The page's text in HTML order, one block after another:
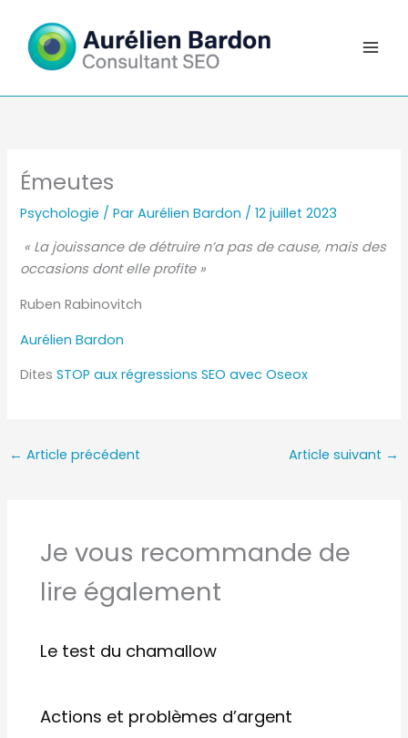
contenu
Émeutes
Psychologie / ParAurélien Bardon /12 juillet 2023
« La jouissance de détruire n’a pas de cause, mais des
occasions dont elle profite »
Ruben Rabinovitch
Aurélien Bardon
DitesSTOP aux régressions SEO avec Oseox
← Article précédent Article suivant →
Je vous recommande de
lire également
Le test du chamallow
Actions et problèmes d’argent